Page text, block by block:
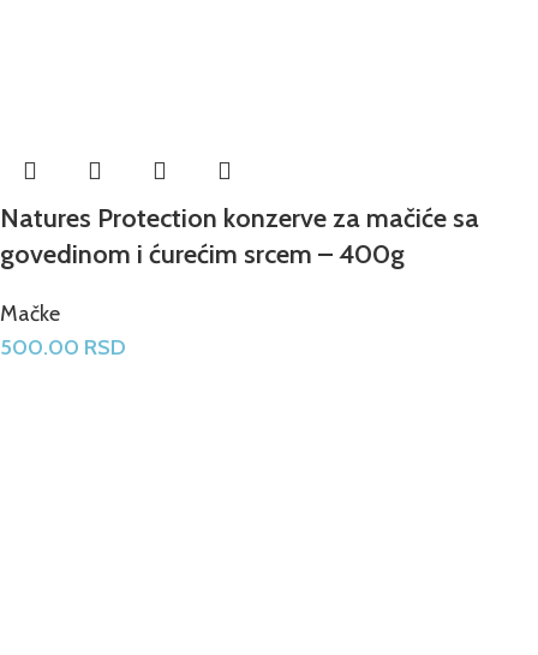
Natures Protection konzerve za mačiće sa
govedinom i ćurećim srcem – 400g
Mačke
500.00 RSD